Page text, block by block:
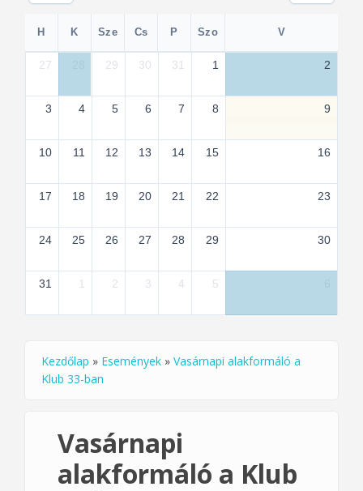
H K Sze Cs P Szo V
27 29 30 31 1 2
3 4 5 6 7 8 9
10 11 12 13 14 15 16
17 18 19 20 21 22 23
24 25 26 27 28 29 30
31 1 2 3 4 5
Jelenlegi hely
Kezdőlap » Események » Vasárnapi alakformáló a
Klub 33-ban
Vasárnapi
alakformáló a Klub